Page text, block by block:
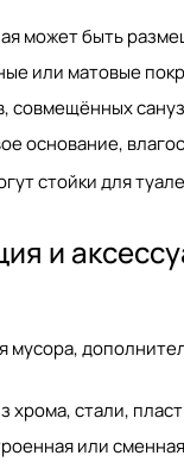
может быть
или матовые
основание,
стойки для
и
хрома, стали,
или